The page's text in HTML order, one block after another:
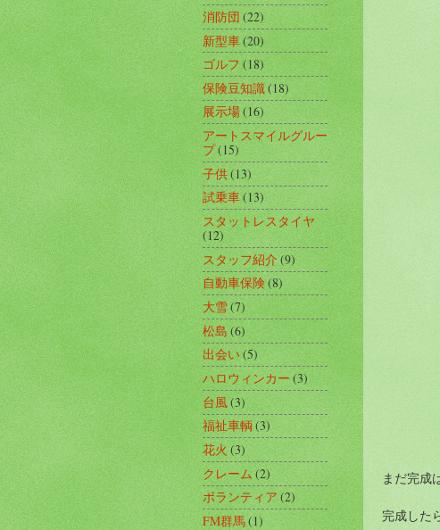
まだ完成
完成した
消防団(22)
新型車(20)
ゴルフ(18)
保険豆知識(18)
展示場(16)
アートスマイルグルー
プ(15)
子供(13)
試乗車(13)
スタットレスタイヤ
(12)
スタッフ紹介(9)
自動車保険(8)
大雪(7)
松島 (6)
出会い(5)
ハロウィンカー(3)
台風(3)
福祉車輌(3)
花火(3)
クレーム(2)
ボランティア(2)
FM群馬(1)